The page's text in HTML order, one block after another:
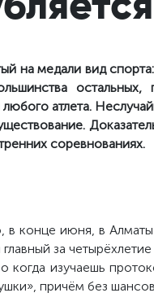
на медали вид
атлета.
соревнованиях.
конце июня, в Алматы
за
когда изучаешь
причём без